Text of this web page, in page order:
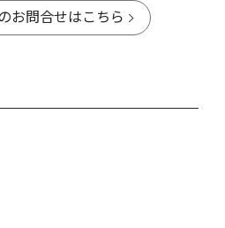
お問合せはこちら